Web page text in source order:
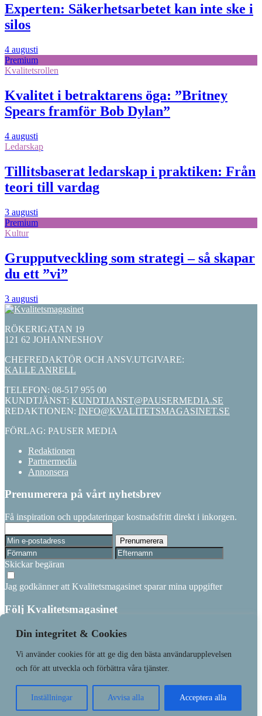
Din integritet & Cookies
Vi använder cookies för att ge dig den bästa användarupplevelsen
och för att utveckla och förbättra våra tjänster.
Inställningar Avvisa alla Acceptera alla
Experten: Säkerhetsarbetet kan inte ske i
silos
4 augusti
Premium
Kvalitetsrollen
Kvalitet i betraktarens öga: ”Britney
Spears framför Bob Dylan”
4 augusti
Ledarskap
Tillitsbaserat ledarskap i praktiken: Från
teori till vardag
3 augusti
Premium
Kultur
Grupputveckling som strategi – så skapar
du ett ”vi”
3 augusti
RÖKERIGATAN 19
121 62 JOHANNESHOV
CHEFREDAKTÖR OCH ANSV.UTGIVARE:
KALLE ANRELL
TELEFON: 08-517 955 00
KUNDTJÄNST: KUNDTJANST@PAUSERMEDIA.SE
REDAKTIONEN: INFO@KVALITETSMAGASINET.SE
FÖRLAG: PAUSER MEDIA
Redaktionen
Partnermedia
Annonsera
Prenumerera på vårt nyhetsbrev
Få inspiration och uppdateringar kostnadsfritt direkt i inkorgen.
Skickar begäran
Jag godkänner att Kvalitetsmagasinet sparar mina uppgifter
Följ Kvalitetsmagasinet
Linkedin
Prenumerera
Kundtjänst
Made with❤byWonderFour